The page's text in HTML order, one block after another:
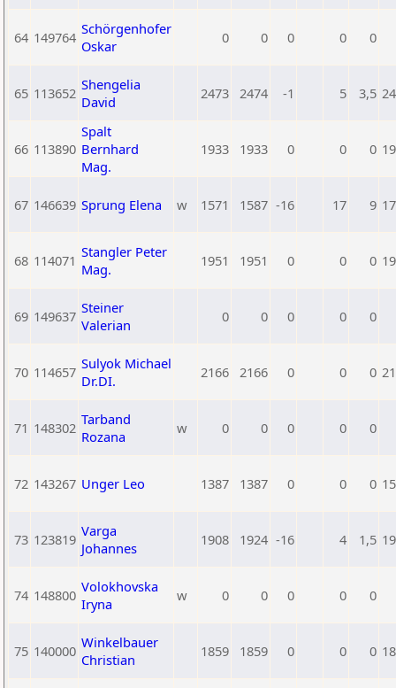
64 149764 Schörgenhofer
Oskar
0 0 0 0 0
65 113652 Shengelia
David
2473 2474 -1 5 3,5
66 113890
Spalt
Bernhard
Mag.
1933 1933 0 0 0
67 146639 Sprung Elena w 1571 1587 -16 17 9
68 114071 Stangler Peter
Mag.
1951 1951 0 0 0
69 149637 Steiner
Valerian
0 0 0 0 0
70 114657 Sulyok Michael
Dr.DI.
2166 2166 0 0 0
71 148302 Tarband
Rozana
w 0 0 0 0 0
72 143267 Unger Leo 1387 1387 0 0 0
73 123819 Varga
Johannes
1908 1924 -16 4 1,5
74 148800 Volokhovska
Iryna
w 0 0 0 0 0
75 140000 Winkelbauer
Christian
1859 1859 0 0 0